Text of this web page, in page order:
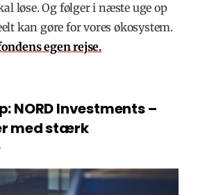
løse. Og følger i næste uge op
kan gøre for vores økosystem.
egen rejse.
NORD Investments –
med stærk